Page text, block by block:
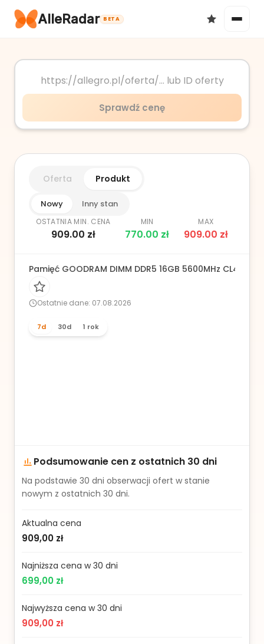
AlleRadar BETA
Okazje
Sprawdź cenę
Oferta Produkt
Nowy Inny stan
OSTATNIA MIN. CENA
909.00 zł
MIN
770.00 zł
MAX
909.00 zł
Pamięć GOODRAM DIMM DDR5 16GB 5600MHz CL46
Ostatnie dane: 07.08.2026
7d 30d 1 rok
Podsumowanie cen z ostatnich 30 dni
Na podstawie 30 dni obserwacji ofert w stanie
nowym z ostatnich 30 dni.
Aktualna cena
909,00 zł
Najniższa cena w 30 dni
699,00 zł
Najwyższa cena w 30 dni
909,00 zł